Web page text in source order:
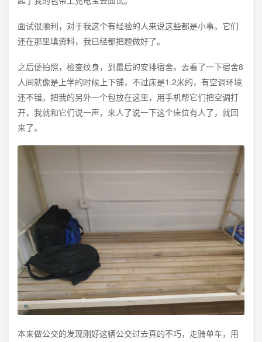
面试很顺利，对于我这个有经验的人来说这些都是小事。它们
还在那里填资料，我已经都把题做好了。
之后便拍照，检查纹身，到最后的安排宿舍。去看了一下宿舍8
人间就像是上学的时候上下铺，不过床是1.2米的，有空调环境
还不错。把我的另外一个包放在这里，用手机帮它们把空调打
开，我就和它们说一声，来人了说一下这个床位有人了，就回
来了。
本来做公交的发现刚好这辆公交过去真的不巧，走骑单车，用